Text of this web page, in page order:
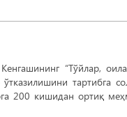
“Тўйлар,
тартибга
200 кишидан ортиқ